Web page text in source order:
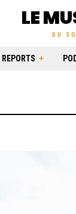
LE
DU
REPORTS